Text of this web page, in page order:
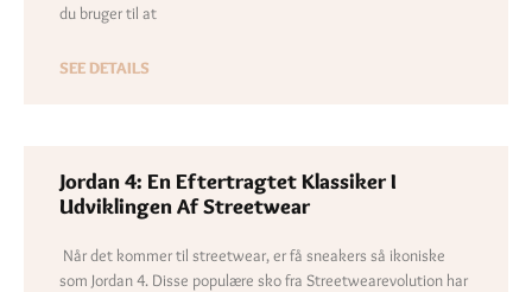
du bruger til at
SEE DETAILS
Jordan 4: En Eftertragtet Klassiker I
Udviklingen Af ​​streetwear
Når det kommer til streetwear, er få sneakers så ikoniske
som Jordan 4. Disse populære sko fra Streetwearevolution har